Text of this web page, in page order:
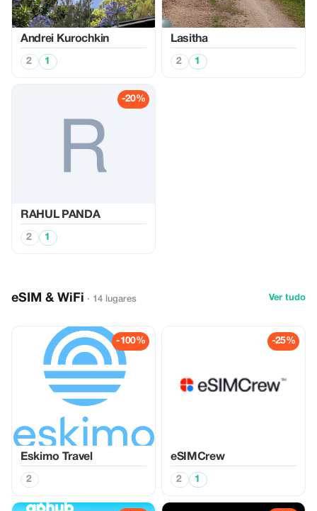
Аndrei Kurochkin
2 1
Lasitha
2 1
-20%
RAHUL PANDA
2 1
eSIM & WiFi · 14 lugares Ver tudo
-100%
Eskimo Travel
2
-25%
eSIMCrew
2 1